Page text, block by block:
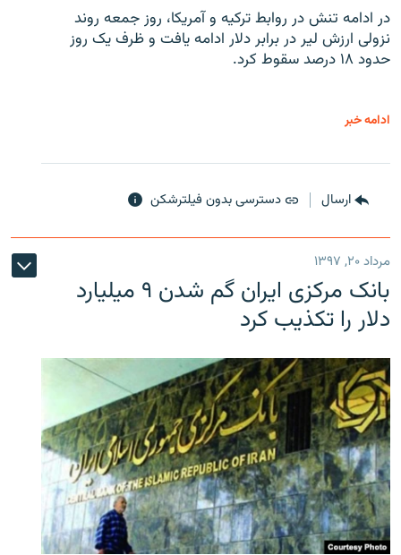
در ادامه تنش در روابط ترکیه و آمریکا، روز جمعه روند
نزولی ارزش لیر در برابر دلار ادامه یافت و ظرف یک روز
حدود ۱۸ درصد سقوط کرد.
ادامه خبر
ارسال دسترسی بدون فیلترشکن
مرداد ۲۰, ۱۳۹۷
بانک مرکزی ایران گم شدن ۹ میلیارد
دلار را تکذیب کرد